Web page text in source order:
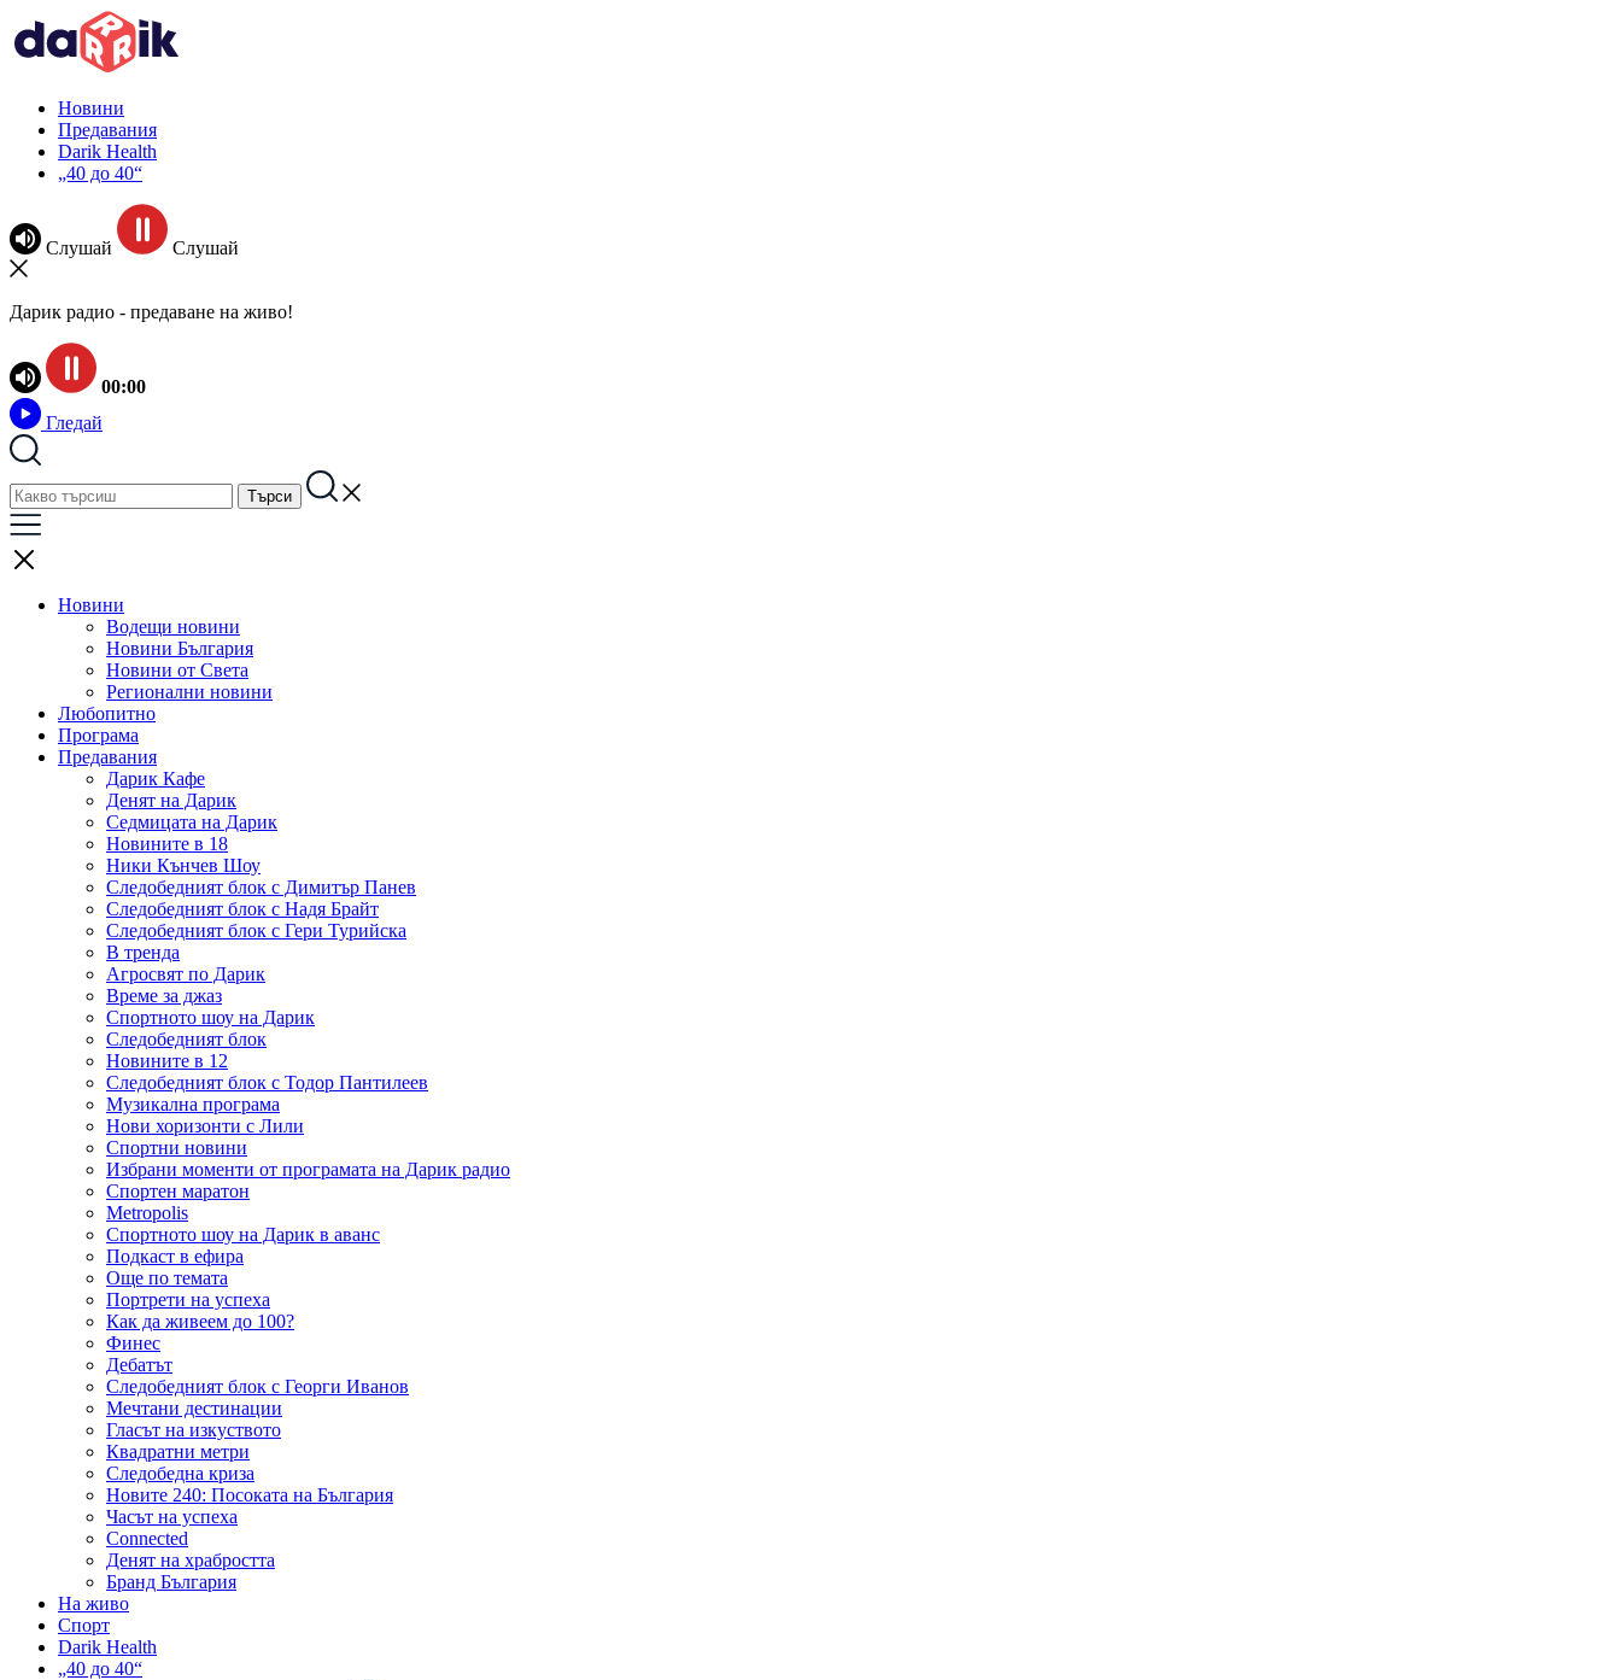
Новини
Предавания
Darik Health
„40 до 40“
Слушай Слушай
Дарик радио - предаване на живо!
00:00
Гледай
Новини
Водещи новини
Новини България
Новини от Света
Регионални новини
Любопитно
Програма
Предавания
Дарик Кафе
Денят на Дарик
Седмицата на Дарик
Новините в 18
Ники Кънчев Шоу
Следобедният блок с Димитър Панев
Следобедният блок с Надя Брайт
Следобедният блок с Гери Турийска
В тренда
Агросвят по Дарик
Време за джаз
Спортното шоу на Дарик
Следобедният блок
Новините в 12
Следобедният блок с Тодор Пантилеев
Музикална програма
Нови хоризонти с Лили
Спортни новини
Избрани моменти от програмата на Дарик радио
Спортен маратон
Metropolis
Спортното шоу на Дарик в аванс
Подкаст в ефира
Още по темата
Портрети на успеха
Как да живеем до 100?
Финес
Дебатът
Следобедният блок с Георги Иванов
Мечтани дестинации
Гласът на изкуството
Квадратни метри
Следобедна криза
Новите 240: Посоката на България
Часът на успеха
Connected
Денят на храбростта
Бранд България
На живо
Спорт
Darik Health
„40 до 40“